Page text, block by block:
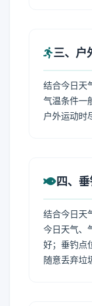
三、户
结合今日天
气温条件一
户外运动时
四、
结合今日天
今日天气、
好；垂钓点
随意丢弃垃